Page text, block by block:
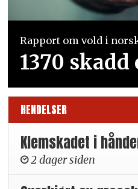
Rapport om vold i
1370
HENDELSER
Klemskadet i
2 dager siden